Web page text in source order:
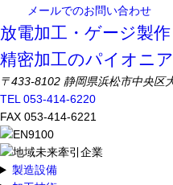
メールでのお問い合わせ
放電加工・ゲージ製
精密加工のパイオニア
〒433-8102 静岡県浜松市中央区
TEL 053-414-6220
FAX 053-414-6221
製造設備